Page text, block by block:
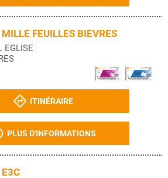
FEUILLES BIEVRES
EGLISE
ITINÉRAIRE
PLUS D'INFORMATIONS